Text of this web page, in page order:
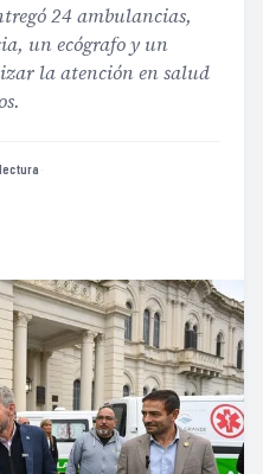
24 ambulancias,
un ecógrafo y un
la atención en salud
·